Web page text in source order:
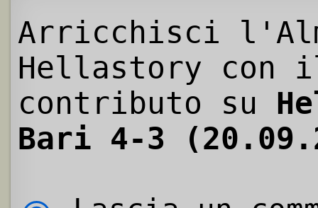
Arricchisci
Hellastory con
contributo su
Bari 4-3